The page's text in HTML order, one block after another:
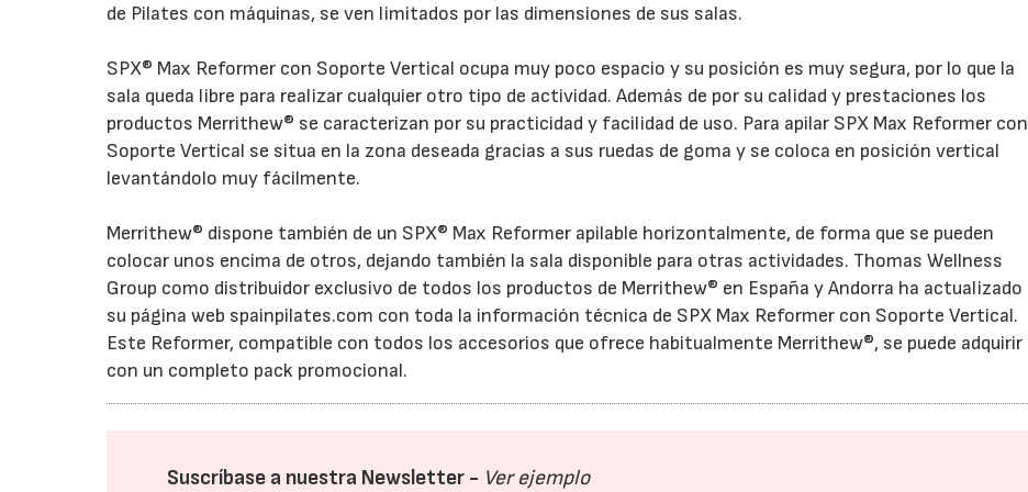
de Pilates con máquinas, se ven limitados por las dimensiones de sus salas.
SPX® Max Reformer con Soporte Vertical ocupa muy poco espacio y su posición es muy segura, por lo que la
sala queda libre para realizar cualquier otro tipo de actividad. Además de por su calidad y prestaciones los
productos Merrithew® se caracterizan por su practicidad y facilidad de uso. Para apilar SPX Max Reformer con
Soporte Vertical se situa en la zona deseada gracias a sus ruedas de goma y se coloca en posición vertical
levantándolo muy fácilmente.
Merrithew® dispone también de un SPX® Max Reformer apilable horizontalmente, de forma que se pueden
colocar unos encima de otros, dejando también la sala disponible para otras actividades. Thomas Wellness
Group como distribuidor exclusivo de todos los productos de Merrithew® en España y Andorra ha actualizado
su página web spainpilates.com con toda la información técnica de SPX Max Reformer con Soporte Vertical.
Este Reformer, compatible con todos los accesorios que ofrece habitualmente Merrithew®, se puede adquirir
con un completo pack promocional.
Suscríbase a nuestra Newsletter - Ver ejemplo
23/07/2026 30/07/2026